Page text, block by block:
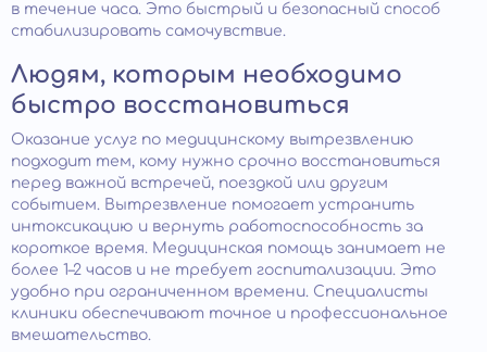
в течение часа. Это быстрый и безопасный способ
стабилизировать самочувствие.
Людям, которым необходимо
быстро восстановиться
Оказание услуг по медицинскому вытрезвлению
подходит тем, кому нужно срочно восстановиться
перед важной встречей, поездкой или другим
событием. Вытрезвление помогает устранить
интоксикацию и вернуть работоспособность за
короткое время. Медицинская помощь занимает не
более 1–2 часов и не требует госпитализации. Это
удобно при ограниченном времени. Специалисты
клиники обеспечивают точное и профессиональное
вмешательство.